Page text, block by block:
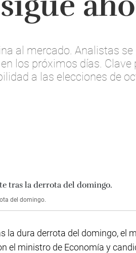
al mercado. Analistas
los próximos días.
a las elecciones de
del domingo.
la dura derrota del domingo, el
el ministro de Economía y